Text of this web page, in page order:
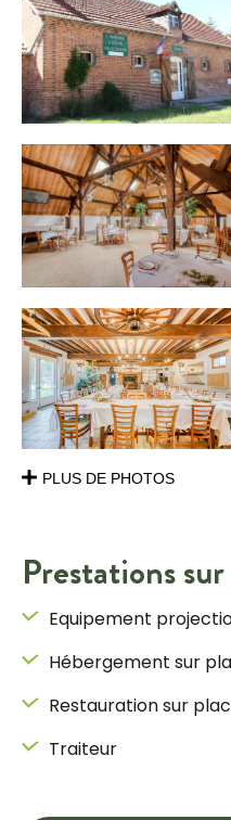
PLUS DE PHOTOS
Prestations
Equipement
Hébergement sur
Restauration sur
Traiteur